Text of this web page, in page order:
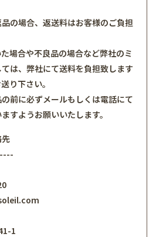
の場合、返送料はお客様のご負担
場合や不良品の場合など弊社のミ
は、弊社にて送料を負担致します
り下さい。
前に必ずメールもしくは電話にて
すようお願いいたします。
1